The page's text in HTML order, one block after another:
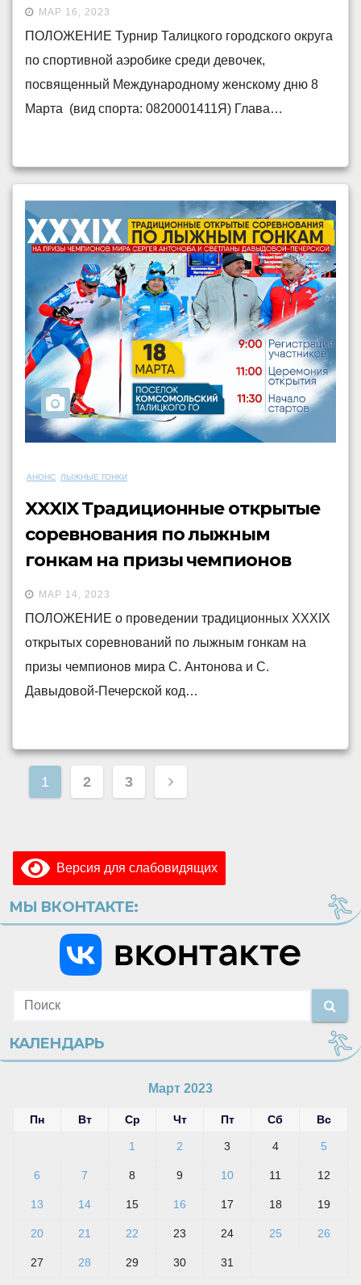
Международному женскому
дню — 8 Марта
МАР 16, 2023
ПОЛОЖЕНИЕ Турнир Талицкого городского округа
по спортивной аэробике среди девочек,
посвященный Международному женскому дню 8
Марта (вид спорта: 0820001411Я) Глава…
АНОНС ЛЫЖНЫЕ ГОНКИ
XXXIX Традиционные открытые
соревнования по лыжным
гонкам на призы чемпионов
мира С. Антонова и С.
Давыдовой-Печерской
МАР 14, 2023
ПОЛОЖЕНИЕ о проведении традиционных XXXIX
открытых соревнований по лыжным гонкам на
призы чемпионов мира С. Антонова и С.
Давыдовой-Печерской код…
Пагинация
1 2 3
Версия для слабовидящих
МЫ ВКОНТАКТЕ:
КАЛЕНДАРЬ
Март 2023
Пн Вт Ср Чт Пт Сб Вс
1 2 3 4 5
6 7 8 9 10 11 12
13 14 15 16 17 18 19
20 21 22 23 24 25 26
27 28 29 30 31